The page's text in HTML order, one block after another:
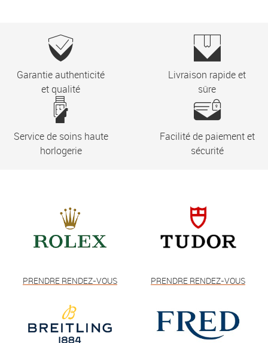
Garantie authenticité
et qualité
Livraison rapide et
sûre
Service de soins haute
horlogerie
Facilité de paiement et
sécurité
PRENDRE RENDEZ-VOUS PRENDRE RENDEZ-VOUS